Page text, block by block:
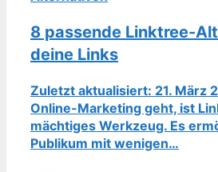
8 passende Linktree-
deine Links
Zuletzt aktualisiert: 21. März
Online-Marketing geht, ist
mächtiges Werkzeug. Es
Publikum mit wenigen…